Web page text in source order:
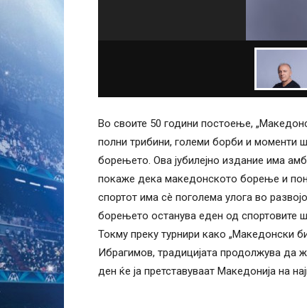
Во своите 50 години постоење,
полни трибини, големи борби и моменти
борењето. Ова јубилејно издание има
покаже дека македонското борење и
спортот има сè поголема улога во
борењето останува еден од спортовите
Токму преку турнири како „Македонски
Ибрагимов, традицијата продолжува да
ден ќе ја претставуваат Македонија на